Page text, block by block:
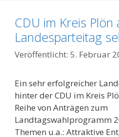
CDU im Kreis Plön
Landesparteitag
5. Februar
Ein sehr erfolgreicher
hinter der CDU im Kreis
Reihe von Anträgen zum
Landtagswahlprogramm
Themen u.a.: Attraktive